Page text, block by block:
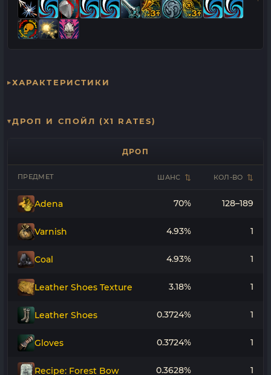
ХАРАКТЕРИСТИКИ
ДРОП И СПОЙЛ (X1 RATES)
ДРОП
ПРЕДМЕТ ШАНС КОЛ-ВО
Adena 70% 128–189
Varnish 4.93% 1
Coal 4.93% 1
Leather Shoes Texture 3.18% 1
Leather Shoes 0.3724% 1
Gloves 0.3724% 1
Recipe: Forest Bow 0.3628% 1